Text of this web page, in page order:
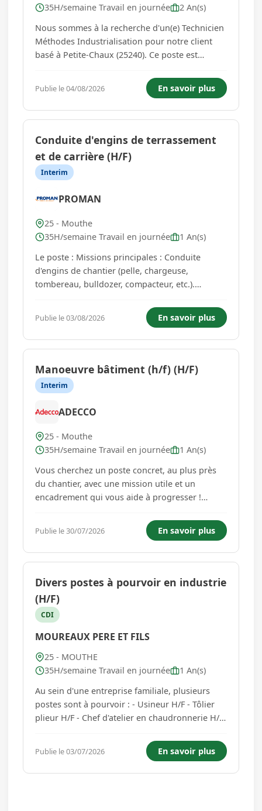
35H/semaine Travail en journée
2 An(s)
Nous sommes à la recherche d'un(e) Technicien
Méthodes Industrialisation pour notre client
basé à Petite-Chaux (25240). Ce poste est
Vous intégrerez une équipe de 6 personnes où
votre contribution sera essentielle dans les
méthodes et l'industri...
Publie le 04/08/2026 En savoir plus
Conduite d'engins de terrassement
et de carrière (H/F)
Interim
PROMAN
25 - Mouthe
35H/semaine Travail en journée
1 An(s)
Le poste : Missions principales : Conduite
d'engins de chantier (pelle, chargeuse,
tombereau, bulldozer, compacteur, etc.).
d'extraction et de nivellement. Chargement et
déchargement de matériaux.
Approvisionnement des zones de travail.
Entretien courant et...
Publie le 03/08/2026 En savoir plus
Manoeuvre bâtiment (h/f) (H/F)
Interim
ADECCO
25 - Mouthe
35H/semaine Travail en journée
1 An(s)
Vous cherchez un poste concret, au plus près
du chantier, avec une mission utile et un
encadrement qui vous aide à progresser !
clients, acteur du secteur des travaux de
maçonnerie générale et du gros œuvre du
bâtiment, un Manœuvre bâtiment (H/F)...
Publie le 30/07/2026 En savoir plus
Divers postes à pourvoir en industrie
(H/F)
CDI
MOUREAUX PERE ET FILS
25 - MOUTHE
35H/semaine Travail en journée
1 An(s)
Au sein d'une entreprise familiale, plusieurs
postes sont à pourvoir : - Usineur H/F - Tôlier
plieur H/F - Chef d'atelier en chaudronnerie H/F
tôlerie / chaudronnerie / tuyauterie. Vous êtes
curieux(se) et avez une réelle capacité
d'adaptation. ...
Publie le 03/07/2026 En savoir plus